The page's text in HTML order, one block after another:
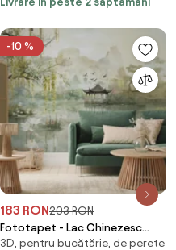
-10 %
183 RON203 RON
Fototapet - Lac Chinezesc
(147x102 cm)
3D, pentru bucătărie, de perete